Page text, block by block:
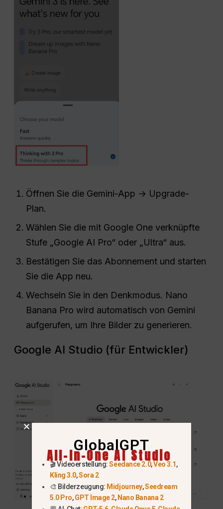
Öffnen Sie die Gemini-App → Upgrade-
Plan.
Wählen Sie die mit Google One verknüpfte
Stufe „Google AI Pro“ oder „Ultra“ aus.
Bestätigen Sie das Abonnement und starten
Sie die App neu.
Wechseln Sie in den Denkmodus. Nano
Banana Pro wird automatisch von Gemini
aufgerufen, um Ihre Bilder zu generieren.
Google AI Studio (für Entwickler)
GlobalGPT
All-In-One AI Studio
🎬 Videoerstellung:Seedance 2.0,Veo 3.1,
Kling 3.0,Sora 2
🎨 Bilderzeugung: Midjourney,Seedream
5.0 Pro,GPT Image 2,Nano Banana 2